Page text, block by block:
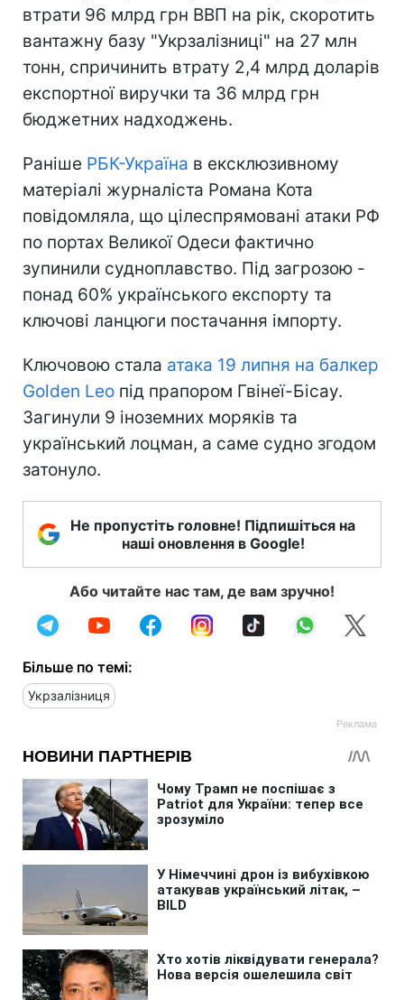
втрати 96 млрд грн ВВП на рік, скоротить
вантажну базу "Укрзалізниці" на 27 млн
тонн, спричинить втрату 2,4 млрд доларів
експортної виручки та 36 млрд грн
бюджетних надходжень.
Раніше РБК-Україна в ексклюзивному
матеріалі журналіста Романа Кота
повідомляла, що цілеспрямовані атаки РФ
по портах Великої Одеси фактично
зупинили судноплавство. Під загрозою -
понад 60% українського експорту та
ключові ланцюги постачання імпорту.
Ключовою стала атака 19 липня на балкер
Golden Leo під прапором Гвінеї-Бісау.
Загинули 9 іноземних моряків та
український лоцман, а саме судно згодом
затонуло.
Не пропустіть головне! Підпишіться на
наші оновлення в Google!
Або читайте нас там, де вам зручно!
Більше по темі:
Укрзалізниця